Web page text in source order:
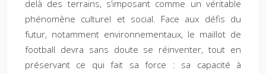
delà des terrains, s’imposant comme un véritable
phénomène culturel et social. Face aux défis du
futur, notamment environnementaux, le maillot de
football devra sans doute se réinventer, tout en
préservant ce qui fait sa force : sa capacité à